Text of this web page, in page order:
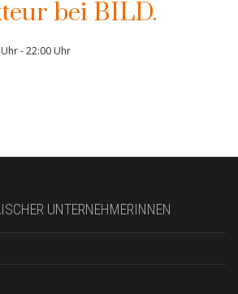
bei BILD.
-22:00 Uhr
UNTERNEHMERINNEN